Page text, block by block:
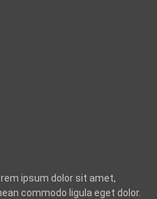
ipsum dolor sit amet,
commodo ligula eget dolor.